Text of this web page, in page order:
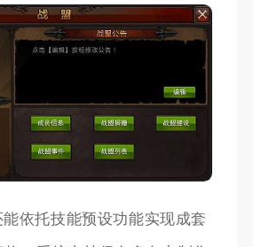
依托技能预设功能实现成套